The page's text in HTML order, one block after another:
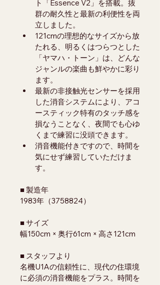
ト「Essence V2」を搭載。抜
群の耐久性と最新の利便性を両
立しました。
121cmの理想的なサイズから放
たれる、明るくはつらつとした
「ヤマハ・トーン」は、どんな
ジャンルの楽曲も鮮やかに彩り
ます。
最新の非接触光センサーを採用
した消音システムにより、アコ
ースティック特有のタッチ感を
損なうことなく、夜間でも心ゆ
くまで練習に没頭できます。
消音機能付きですので、時間を
気にせず練習していただけま
す。
■ 製造年
1983年（3758824）
■ サイズ
幅150cm × 奥行61cm × 高さ121cm
■ スタッフより
名機U1Aの信頼性に、現代の住環境
に必須の消音機能をプラス。時間を